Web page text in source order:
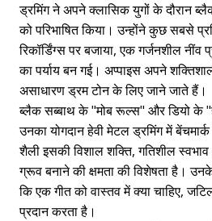
ड्रमिंग ने अपने क्लासिक युगों के दौरान
को परिभाषित किया। उन्होंने कुछ सबसे
रिकॉर्डिंग्स पर बजाया, एक गर्जनशील
का पर्याय बन गई। अप्पाइस अपने
असाधारण ड्रम टोन के लिए जाने जाते हैं।
ब्लैक सब्बाथ के "मोब रूल्स" और डियो के
उनका योगदान हेवी मेटल ड्रमिंग में
शैली इसकी विशाल शक्ति, गतिशील स्वभाव
ग्रूव बनाने की क्षमता की विशेषता है।
कि एक गीत को वास्तव में क्या चाहिए,
प्रदान करता है।